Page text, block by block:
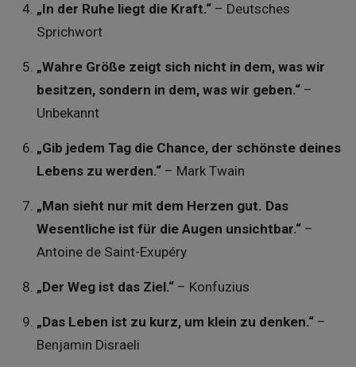
„In der Ruhe liegt die Kraft.“– Deutsches
Sprichwort
„Wahre Größe zeigt sich nicht in dem, was wir
besitzen, sondern in dem, was wir geben.“–
Unbekannt
„Gib jedem Tag die Chance, der schönste deines
Lebens zu werden.“– Mark Twain
„Man sieht nur mit dem Herzen gut. Das
Wesentliche ist für die Augen unsichtbar.“–
Antoine de Saint-Exupéry
„Der Weg ist das Ziel.“– Konfuzius
„Das Leben ist zu kurz, um klein zu denken.“–
Benjamin Disraeli